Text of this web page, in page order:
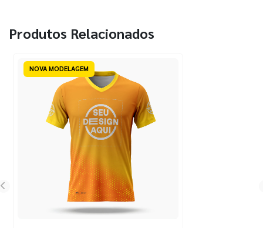
Produtos Relacionados
NOVA MODELAGEM